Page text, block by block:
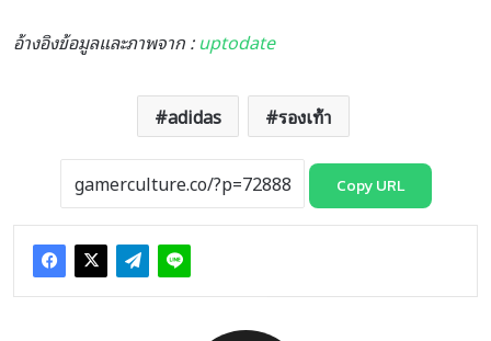
อ้างอิงข้อมูลและภาพจาก :uptodate
adidas รองเท้า
Copy URL